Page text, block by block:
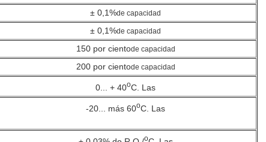
± 0,1%de capacidad
± 0,1%de capacidad
150 por cientode capacidad
200 por cientode capacidad
0... + 40oC. Las
-20... más 60oC. Las
o